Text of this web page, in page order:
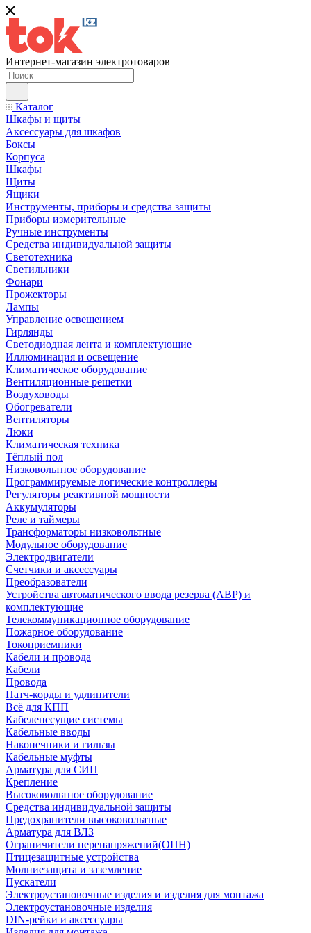
Интернет-магазин электротоваров
Каталог
Шкафы и щиты
Аксессуары для шкафов
Боксы
Корпуса
Шкафы
Щиты
Ящики
Инструменты, приборы и средства защиты
Приборы измерительные
Ручные инструменты
Средства индивидуальной защиты
Светотехника
Светильники
Фонари
Прожекторы
Лампы
Управление освещением
Гирлянды
Светодиодная лента и комплектующие
Иллюминация и освещение
Климатическое оборудование
Вентиляционные решетки
Воздуховоды
Обогреватели
Вентиляторы
Люки
Климатическая техника
Тёплый пол
Низковольтное оборудование
Программируемые логические контроллеры
Регуляторы реактивной мощности
Аккумуляторы
Реле и таймеры
Трансформаторы низковольтные
Модульное оборудование
Электродвигатели
Счетчики и аксессуары
Преобразователи
Устройства автоматического ввода резерва (АВР) и
комплектующие
Телекоммуникационное оборудование
Пожарное оборудование
Токоприемники
Кабели и провода
Кабели
Провода
Патч-корды и удлинители
Всё для КПП
Кабеленесущие системы
Кабельные вводы
Наконечники и гильзы
Кабельные муфты
Арматура для СИП
Крепление
Высоковольтное оборудование
Средства индивидуальной защиты
Предохранители высоковольтные
Арматура для ВЛЗ
Ограничители перенапряжений(ОПН)
Птицезащитные устройства
Молниезащита и заземление
Пускатели
Электроустановочные изделия и изделия для монтажа
Электроустановочные изделия
DIN-рейки и аксессуары